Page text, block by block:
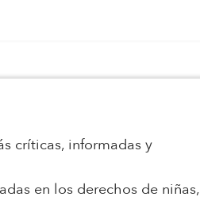
críticas, informadas y
en los derechos de niñas,